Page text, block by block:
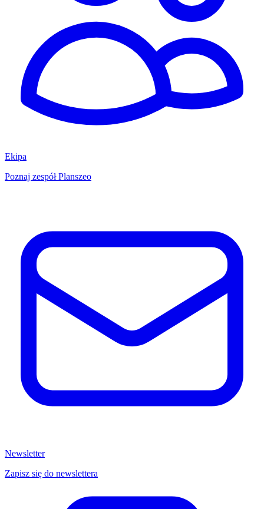
Ekipa
Poznaj zespół Planszeo
Newsletter
Zapisz się do newslettera